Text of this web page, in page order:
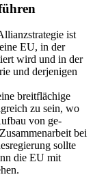
ist
EU, in der
wird und in der
und derjenigen
breitflächige
zu sein, wo
von ge­
bei
sollte
die EU mit